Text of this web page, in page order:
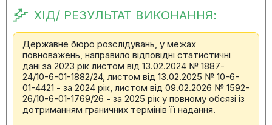
ХІД/ РЕЗУЛЬТАТ ВИКОНАННЯ:
Державне бюро розслідувань, у межах
повноважень, направило відповідні статистичні
дані за 2023 рік листом від 13.02.2024 № 1887-
24/10-6-01-1882/24, листом від 13.02.2025 № 10-6-
01-4421 - за 2024 рік, листом від 09.02.2026 № 1592-
26/10-6-01-1769/26 - за 2025 рік у повному обсязі із
дотриманням граничних термінів її надання.